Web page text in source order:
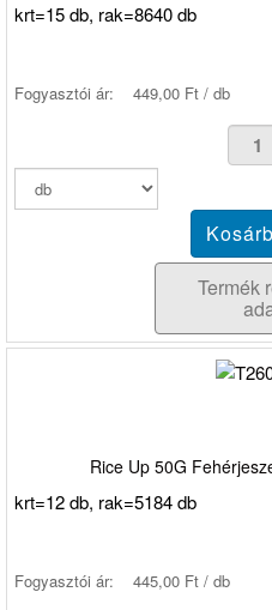
krt=15 db, rak=8640 db
Fogyasztói ár: 449,00 Ft / db
Termék
Rice Up 50G
krt=12 db, rak=5184 db
Fogyasztói ár: 445,00 Ft / db